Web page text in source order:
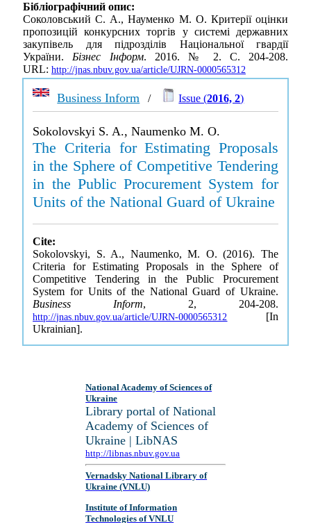
Бібліографічний опис:
Соколовський С. А., Науменко М. О. Критерії оцінки
пропозицій конкурсних торгів у системі державних
закупівель для підрозділів Національної гвардії
України.Бізнес Інформ. 2016. № 2. С. 204-208.
URL: http://jnas.nbuv.gov.ua/article/UJRN-0000565312
Business Inform / Issue (2016, 2)
Sokolovskyi S. A., Naumenko M. O.
The Criteria for Estimating Proposals
in the Sphere of Competitive Tendering
in the Public Procurement System for
Units of the National Guard of Ukraine
Cite:
Sokolovskyi, S. A., Naumenko, M. O. (2016). The
Criteria for Estimating Proposals in the Sphere of
Competitive Tendering in the Public Procurement
System for Units of the National Guard of Ukraine.
Business Inform, 2, 204-208.
http://jnas.nbuv.gov.ua/article/UJRN-0000565312 [In
Ukrainian].
National Academy of Sciences of
Ukraine
Library portal of National
Academy of Sciences of
Ukraine | LibNAS
http://libnas.nbuv.gov.ua
Vernadsky National Library of
Ukraine (VNLU)
Institute of Information
Technologies of VNLU